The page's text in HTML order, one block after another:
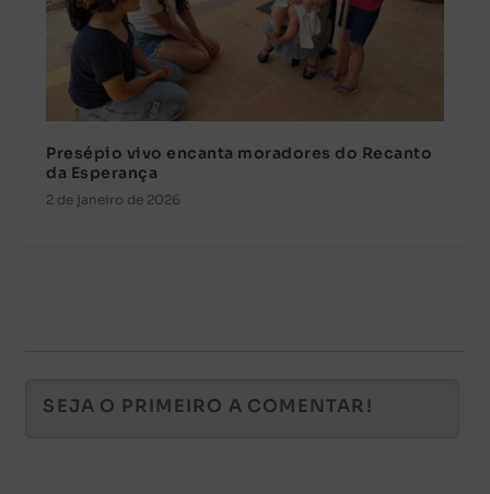
Presépio vivo encanta moradores do Recanto
da Esperança
2 de janeiro de 2026